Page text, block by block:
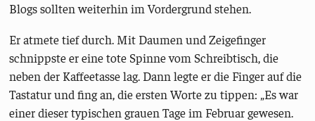
Blogs sollten weiterhin im Vordergrund stehen.
Er atmete tief durch. Mit Daumen und Zeigefinger
schnippste er eine tote Spinne vom Schreibtisch, die
neben der Kaffeetasse lag. Dann legte er die Finger auf die
Tastatur und fing an, die ersten Worte zu tippen: „Es war
einer dieser typischen grauen Tage im Februar gewesen.